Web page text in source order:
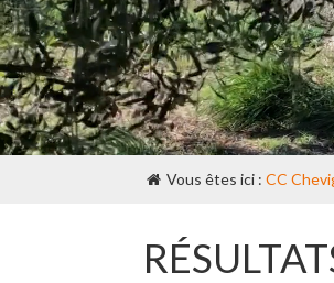
Vous êtes ici : CC